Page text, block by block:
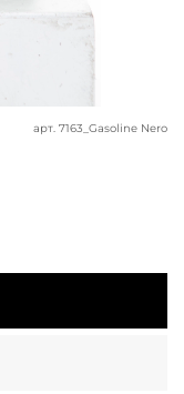
арт. 7163_Gasoline Nero